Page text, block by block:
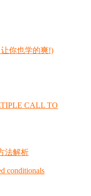
你也学的爽!)
CALL TO
法解析
conditionals